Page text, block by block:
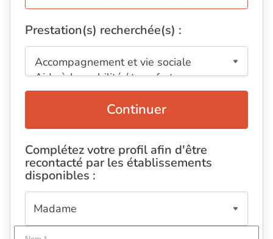
Prestation(s) recherchée(s) :
Continuer
Complétez votre profil afin d'être
recontacté par les établissements
disponibles :